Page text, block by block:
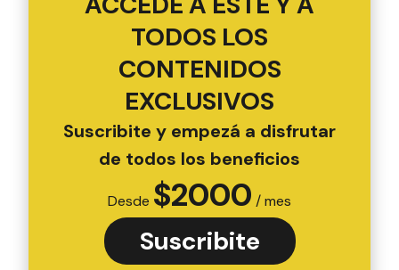
TODOS LOS
CONTENIDOS
EXCLUSIVOS
Suscribite y empezá a disfrutar
de todos los beneficios
Desde $2000 / mes
Suscribite